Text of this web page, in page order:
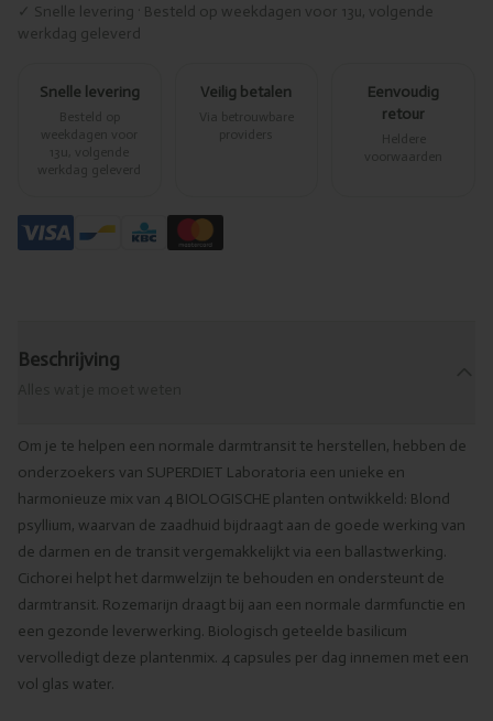
✓ Snelle levering · Besteld op weekdagen voor 13u, volgende
werkdag geleverd
Snelle levering
Besteld op
weekdagen voor
13u, volgende
werkdag geleverd
Veilig betalen
Via betrouwbare
providers
Eenvoudig
retour
Heldere
voorwaarden
Beschrijving
Om je te helpen een normale darmtransit te herstellen, hebben de
onderzoekers van SUPERDIET Laboratoria een unieke en
harmonieuze mix van 4 BIOLOGISCHE planten ontwikkeld: Blond
psyllium, waarvan de zaadhuid bijdraagt aan de goede werking van
de darmen en de transit vergemakkelijkt via een ballastwerking.
Cichorei helpt het darmwelzijn te behouden en ondersteunt de
darmtransit. Rozemarijn draagt bij aan een normale darmfunctie en
een gezonde leverwerking. Biologisch geteelde basilicum
vervolledigt deze plantenmix. 4 capsules per dag innemen met een
vol glas water.